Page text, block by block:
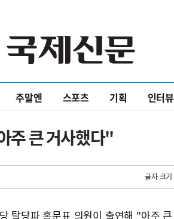
주말엔 스포츠 기획 인터뷰
주 큰 거사했다"
글자 크기
탈당파 홍문표 의원이 출연해 "아주 큰